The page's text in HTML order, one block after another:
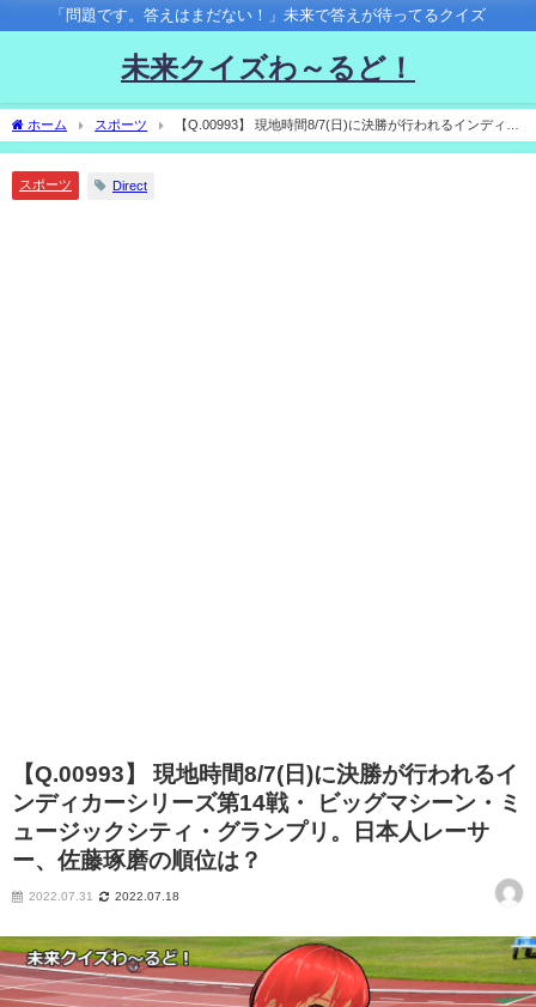
「問題です。答えはまだない！」未来で答えが待ってるクイズ
未来クイズわ～るど！
ホーム スポーツ
【Q.00993】 現地時間8/7(日)に決勝が行われるインディカ
ーシリーズ第14戦・ ビッグマシーン・ミュージックシティ・グランプリ。日本人レー
スポーツ
Direct
【Q.00993】 現地時間8/7(日)に決勝が行われるイ
ンディカーシリーズ第14戦・ ビッグマシーン・ミ
ュージックシティ・グランプリ。日本人レーサ
ー、佐藤琢磨の順位は？
2022.07.31 2022.07.18